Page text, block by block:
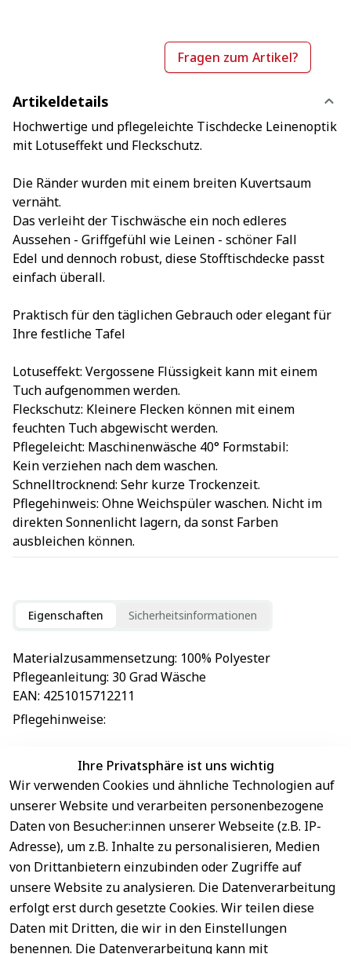
Fragen zum Artikel?
Artikeldetails
Hochwertige und pflegeleichte Tischdecke Leinenoptik
mit Lotuseffekt und Fleckschutz.
Die Ränder wurden mit einem breiten Kuvertsaum
vernäht.
Das verleiht der Tischwäsche ein noch edleres
Aussehen - Griffgefühl wie Leinen - schöner Fall
Edel und dennoch robust, diese Stofftischdecke passt
einfach überall.
Praktisch für den täglichen Gebrauch oder elegant für
Ihre festliche Tafel
Lotuseffekt: Vergossene Flüssigkeit kann mit einem
Tuch aufgenommen werden.
Fleckschutz: Kleinere Flecken können mit einem
feuchten Tuch abgewischt werden.
Pflegeleicht: Maschinenwäsche 40° Formstabil:
Kein verziehen nach dem waschen.
Schnelltrocknend: Sehr kurze Trockenzeit.
Pflegehinweis: Ohne Weichspüler waschen. Nicht im
direkten Sonnenlicht lagern, da sonst Farben
ausbleichen können.
Eigenschaften Sicherheitsinformationen
Materialzusammensetzung: 100% Polyester
Pflegeanleitung: 30 Grad Wäsche
EAN: 4251015712211
Pflegehinweise:
EU-Verantwortliche Person - klicken Sie für Details
Ihre Privatsphäre ist uns wichtig
Wir verwenden Cookies und ähnliche Technologien auf
unserer Website und verarbeiten personenbezogene
Daten von Besucher:innen unserer Webseite (z.B. IP-
Adresse), um z.B. Inhalte zu personalisieren, Medien
von Drittanbietern einzubinden oder Zugriffe auf
unsere Website zu analysieren. Die Datenverarbeitung
erfolgt erst durch gesetzte Cookies. Wir teilen diese
Daten mit Dritten, die wir in den Einstellungen
benennen. Die Datenverarbeitung kann mit